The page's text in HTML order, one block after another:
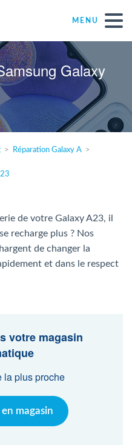
MENU
toutes marques
Galaxy
Réparation Galaxy A
de votre Galaxy A23, il
recharge plus ? Nos
de changer la
et dans le respect
votre magasin
la plus proche
magasin